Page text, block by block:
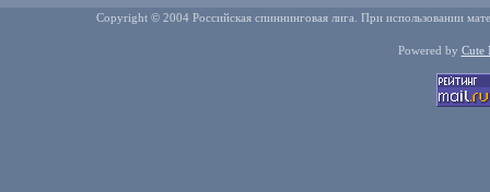
Copyright © 2004 Российская спиннинговая лига. При использовании
Powered by Cute